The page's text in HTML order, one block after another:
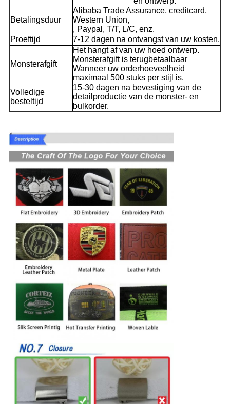
Betalingsduur
Alibaba Trade Assurance, creditcard,
Western Union,
, Paypal, T/T, L/C, enz.
Proeftijd
7-12 dagen na ontvangst van uw kosten.
Monsterafgift
Het hangt af van uw hoed ontwerp.
Monsterafgift is terugbetaalbaar
Wanneer uw orderhoeveelheid
maximaal 500 stuks per stijl is.
Volledige
besteltijd
15-30 dagen na bevestiging van de
detailproductie van de monster- en
bulkorder.